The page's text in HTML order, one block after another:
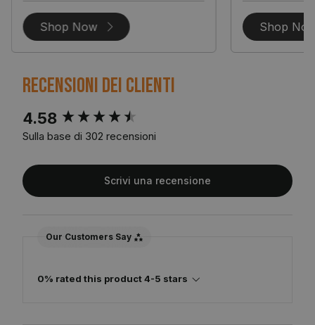
Shop Now Shop
Recensioni dei clienti
4.58
Sulla base di 302 recensioni
Scrivi una recensione
Our Customers Say
0% rated this product 4-5 stars
New content loaded